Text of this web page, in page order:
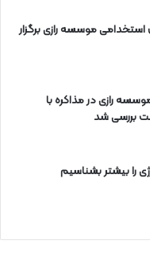
استخدامی موسسه رازی برگزار
رازی در مذاکره با
بررسی شد
را بیشتر بشناسیم